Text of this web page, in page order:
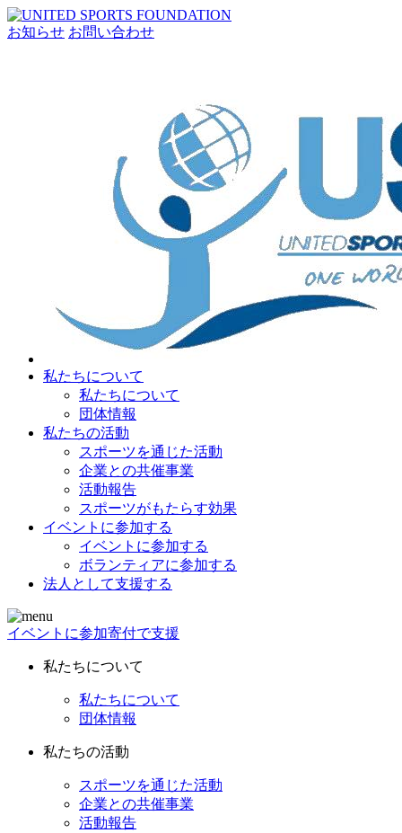
お知らせ お問い合わせ
私たちについて
私たちについて
団体情報
私たちの活動
スポーツを通じた活動
企業との共催事業
活動報告
スポーツがもたらす効果
イベントに参加する
イベントに参加する
ボランティアに参加する
法人として支援する
イベントに参加寄付で支援
私たちについて
私たちについて
団体情報
私たちの活動
スポーツを通じた活動
企業との共催事業
活動報告